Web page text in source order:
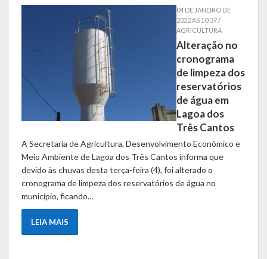
Obras, Serviços Urbanos e Trânsito
Histórias
A História da Comunidade Católica Nossa Senhora de Lourdes
A História da Comunidade Evangélica de Linha Kronenthal
A história da Comunidade Católica São Paulo de Lagoa dos Três
Cantos
A História da Comunidade Evangélica de Confissão Luterana no
04 DE JANEIRO DE
2022 AS 10:37 /
AGRICULTURA
Alteração no
cronograma
de limpeza dos
reservatórios
de água em
Lagoa dos
Três Cantos
A Secretaria de Agricultura, Desenvolvimento Econômico e
Meio Ambiente de Lagoa dos Três Cantos informa que
devido às chuvas desta terça-feira (4), foi alterado o
cronograma de limpeza dos reservatórios de água no
município, ficando…
LEIA MAIS